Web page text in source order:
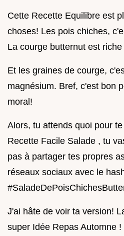
Cette Recette Equilibre est
choses! Les pois chiches,
La courge butternut est
Et les graines de courge,
magnésium. Bref, c'est bon
moral!
Alors, tu attends quoi pour
Recette Facile Salade , tu
pas à partager tes propres
réseaux sociaux avec le
J'ai hâte de voir ta version!
super Idée Repas Automne !